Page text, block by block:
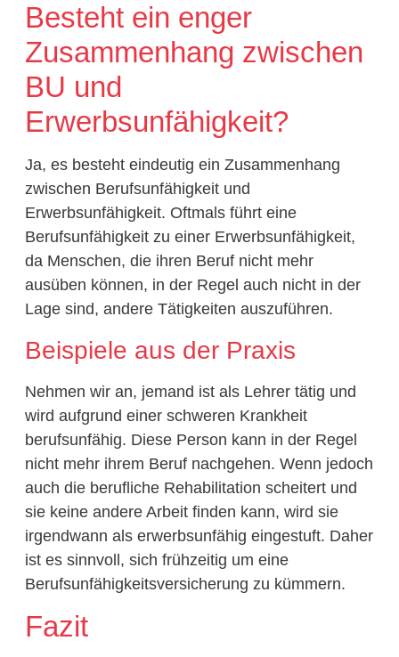
Besteht ein enger
Zusammenhang zwischen
BU und
Erwerbsunfähigkeit?
Ja, es besteht eindeutig ein Zusammenhang
zwischen Berufsunfähigkeit und
Erwerbsunfähigkeit. Oftmals führt eine
Berufsunfähigkeit zu einer Erwerbsunfähigkeit,
da Menschen, die ihren Beruf nicht mehr
ausüben können, in der Regel auch nicht in der
Lage sind, andere Tätigkeiten auszuführen.
Beispiele aus der Praxis
Nehmen wir an, jemand ist als Lehrer tätig und
wird aufgrund einer schweren Krankheit
berufsunfähig. Diese Person kann in der Regel
nicht mehr ihrem Beruf nachgehen. Wenn jedoch
auch die berufliche Rehabilitation scheitert und
sie keine andere Arbeit finden kann, wird sie
irgendwann als erwerbsunfähig eingestuft. Daher
ist es sinnvoll, sich frühzeitig um eine
Berufsunfähigkeitsversicherung zu kümmern.
Fazit